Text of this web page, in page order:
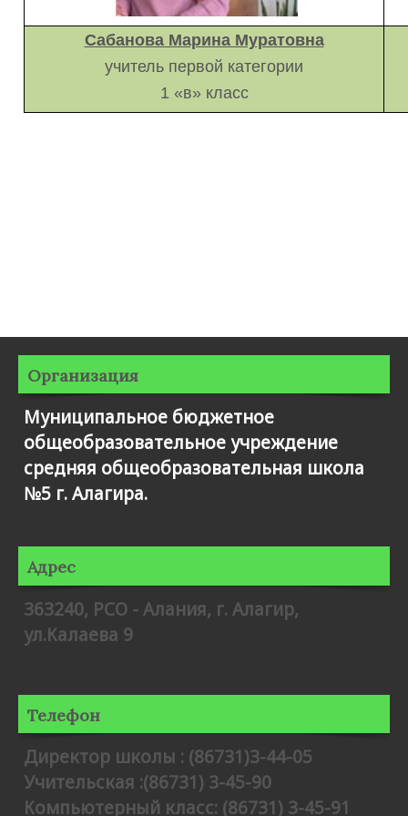
Сабанова Марина Муратовна
учитель первой категории
1 «в» класс
Организация
Муниципальное бюджетное
общеобразовательное учреждение
средняя общеобразовательная школа
№5 г. Алагира.
Адрес
363240, РСО - Алания, г. Алагир,
ул.Калаева 9
Телефон
Директор школы : (86731)3-44-05
Учительская :(86731) 3-45-90
Компьютерный класс: (86731) 3-45-91